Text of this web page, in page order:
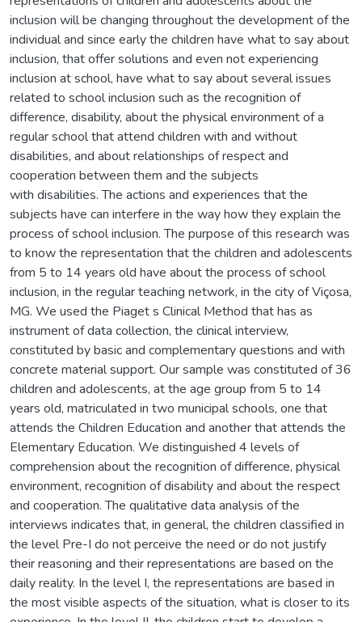
inclusion will be changing throughout the development of the
individual and since early the children have what to say about
inclusion, that offer solutions and even not experiencing
inclusion at school, have what to say about several issues
related to school inclusion such as the recognition of
difference, disability, about the physical environment of a
regular school that attend children with and without
disabilities, and about relationships of respect and
cooperation between them and the subjects
with disabilities. The actions and experiences that the
subjects have can interfere in the way how they explain the
process of school inclusion. The purpose of this research was
to know the representation that the children and adolescents
from 5 to 14 years old have about the process of school
inclusion, in the regular teaching network, in the city of Viçosa,
MG. We used the Piaget s Clinical Method that has as
instrument of data collection, the clinical interview,
constituted by basic and complementary questions and with
concrete material support. Our sample was constituted of 36
children and adolescents, at the age group from 5 to 14
years old, matriculated in two municipal schools, one that
attends the Children Education and another that attends the
Elementary Education. We distinguished 4 levels of
comprehension about the recognition of difference, physical
environment, recognition of disability and about the respect
and cooperation. The qualitative data analysis of the
interviews indicates that, in general, the children classified in
the level Pre-I do not perceive the need or do not justify
their reasoning and their representations are based on the
daily reality. In the level I, the representations are based in
the most visible aspects of the situation, what is closer to its